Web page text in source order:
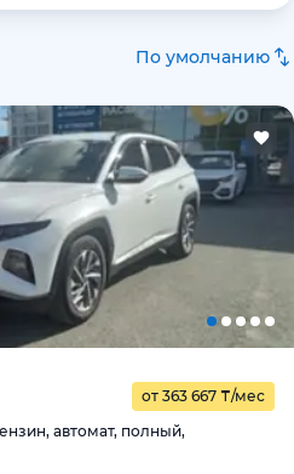
По умолчанию
от 363 667 ₸/мес
автомат, полный,